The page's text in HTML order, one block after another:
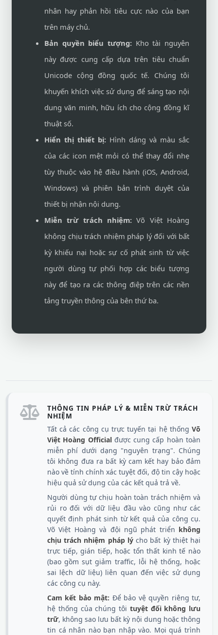
nhân hay phản hồi tiêu cực nào của bạn
trên máy chủ.
Bản quyền biểu tượng: Kho tài nguyên
này được cung cấp dựa trên tiêu chuẩn
Unicode cộng đồng quốc tế. Chúng tôi
khuyến khích việc sử dụng để sáng tạo nội
dung văn minh, hữu ích cho cộng đồng kĩ
thuật số.
Hiển thị thiết bị: Hình dáng và màu sắc
của các icon mệt mỏi có thể thay đổi nhẹ
tùy thuộc vào hệ điều hành (iOS, Android,
Windows) và phiên bản trình duyệt của
thiết bị nhận nội dung.
Miễn trừ trách nhiệm: Võ Việt Hoàng
không chịu trách nhiệm pháp lý đối với bất
kỳ khiếu nại hoặc sự cố phát sinh từ việc
người dùng tự phối hợp các biểu tượng
này để tạo ra các thông điệp trên các nền
tảng truyền thông của bên thứ ba.
THÔNG TIN PHÁP LÝ & MIỄN TRỪ TRÁCH
NHIỆM
Tất cả các công cụ trực tuyến tại hệ thống Võ
Việt Hoàng Officialđược cung cấp hoàn toàn
miễn phí dưới dạng "nguyên trạng". Chúng
tôi không đưa ra bất kỳ cam kết hay bảo đảm
nào về tính chính xác tuyệt đối, độ tin cậy hoặc
hiệu quả sử dụng của các kết quả trả về.
Người dùng tự chịu hoàn toàn trách nhiệm và
rủi ro đối với dữ liệu đầu vào cũng như các
quyết định phát sinh từ kết quả của công cụ.
Võ Việt Hoàng và đội ngũ phát triển không
chịu trách nhiệm pháp lýcho bất kỳ thiệt hại
trực tiếp, gián tiếp, hoặc tổn thất kinh tế nào
(bao gồm sụt giảm traffic, lỗi hệ thống, hoặc
sai lệch dữ liệu) liên quan đến việc sử dụng
các công cụ này.
Cam kết bảo mật: Để bảo vệ quyền riêng tư,
hệ thống của chúng tôi tuyệt đối không lưu
trữ, không sao lưu bất kỳ nội dung hoặc thông
tin cá nhân nào bạn nhập vào. Mọi quá trình